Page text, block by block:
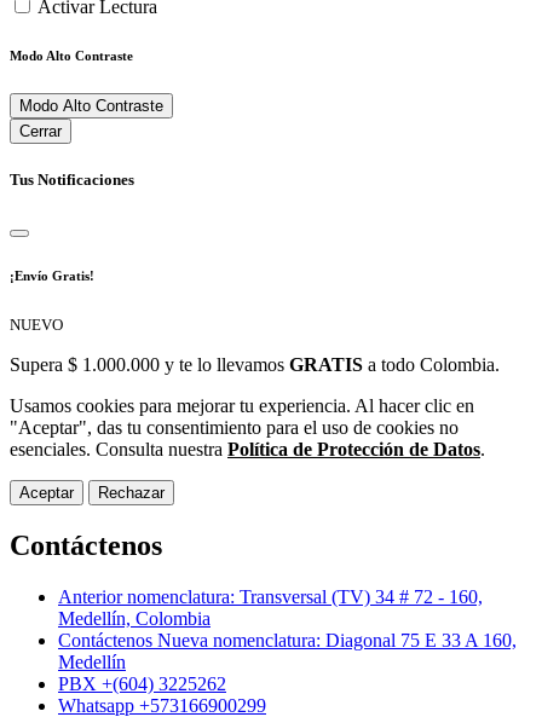
Activar Lectura
Modo Alto Contraste
Modo Alto Contraste
Cerrar
Tus Notificaciones
¡Envío Gratis!
NUEVO
Supera $ 1.000.000 y te lo llevamos GRATIS a todo Colombia.
Usamos cookies para mejorar tu experiencia. Al hacer clic en
"Aceptar", das tu consentimiento para el uso de cookies no
esenciales. Consulta nuestra Política de Protección de Datos.
Aceptar Rechazar
Contáctenos
Anterior nomenclatura: Transversal (TV) 34 # 72 - 160,
Medellín, Colombia
Contáctenos Nueva nomenclatura: Diagonal 75 E 33 A 160,
Medellín
PBX +(604) 3225262
Whatsapp +573166900299